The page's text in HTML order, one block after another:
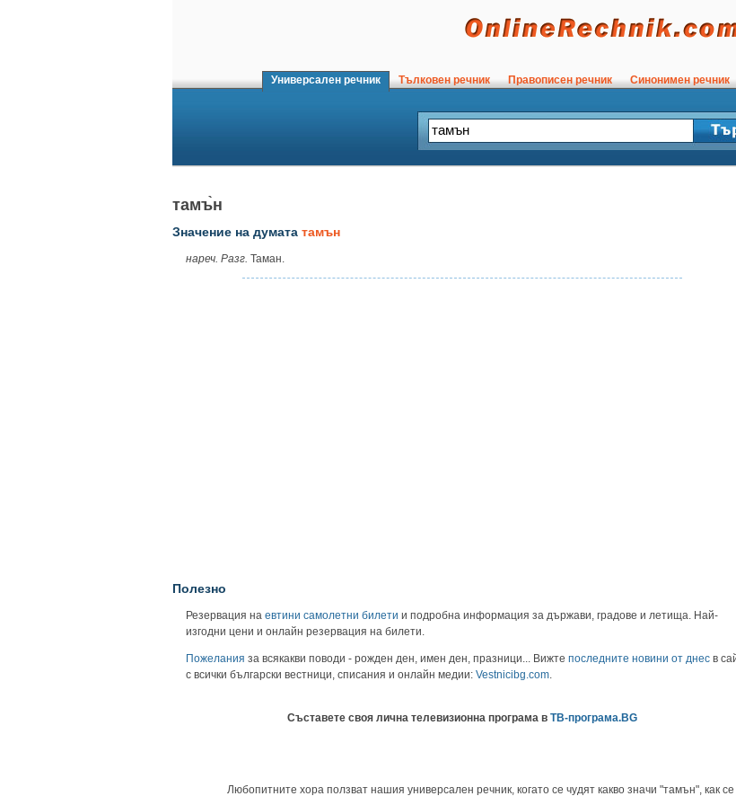
Универсален речник Тълковен речник Правописен речник Синонимен речник
тамъ̀н
Значение на думата тамън
нареч. Разг. Таман.
Полезно
Резервация на евтини самолетни билети и подробна информация за държави, градове и летища. Най-
изгодни цени и онлайн резервация на билети.
Пожелания за всякакви поводи - рожден ден, имен ден, празници... Вижте последните новини от днес в
с всички български вестници, списания и онлайн медии: Vestnicibg.com
Съставете своя лична телевизионна програма в ТВ-програма.BG
Любопитните хора ползват нашия универсален речник, когато се чудят какво значи "тамън", как